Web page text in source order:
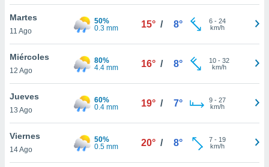
de
Martes
11 Ago
50%
0.3 mm
15° / 8° 6- 24
km/h
Miércoles
12 Ago
80%
4.4 mm
16° / 8° 10- 32
km/h
Jueves
13 Ago
60%
0.4 mm
19° / 7° 9- 27
km/h
Viernes
14 Ago
50%
0.5 mm
20° / 8° 7- 19
km/h